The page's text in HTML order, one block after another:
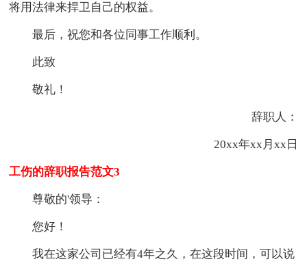
将用法律来捍卫自己的权益。
最后，祝您和各位同事工作顺利。
此致
敬礼！
辞职人：
20xx年xx月xx日
工伤的辞职报告范文3
尊敬的'领导：
您好！
我在这家公司已经有4年之久，在这段时间，可以说